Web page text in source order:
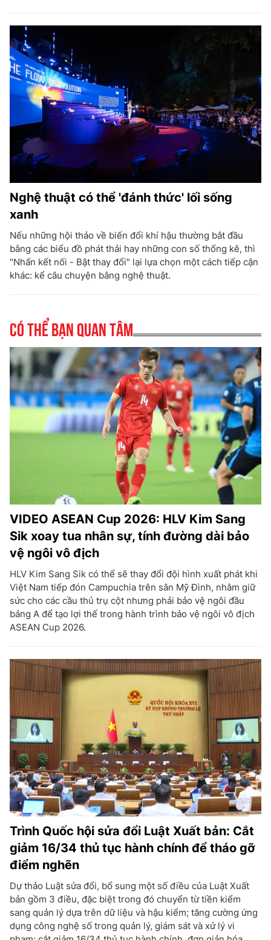
Nghệ thuật có thể 'đánh thức' lối sống
xanh
Nếu những hội thảo về biến đổi khí hậu thường bắt đầu
bằng các biểu đồ phát thải hay những con số thống kê, thì
"Nhấn kết nối - Bật thay đổi" lại lựa chọn một cách tiếp cận
khác: kể câu chuyện bằng nghệ thuật.
Có thể bạn quan tâm
VIDEO ASEAN Cup 2026: HLV Kim Sang
Sik xoay tua nhân sự, tính đường dài bảo
vệ ngôi vô địch
HLV Kim Sang Sik có thể sẽ thay đổi đội hình xuất phát khi
Việt Nam tiếp đón Campuchia trên sân Mỹ Đình, nhằm giữ
sức cho các cầu thủ trụ cột nhưng phải bảo vệ ngôi đầu
bảng A để tạo lợi thế trong hành trình bảo vệ ngôi vô địch
ASEAN Cup 2026.
Trình Quốc hội sửa đổi Luật Xuất bản: Cắt
giảm 16/34 thủ tục hành chính để tháo gỡ
điểm nghẽn
Dự thảo Luật sửa đổi, bổ sung một số điều của Luật Xuất
bản gồm 3 điều, đặc biệt trong đó chuyển từ tiền kiểm
sang quản lý dựa trên dữ liệu và hậu kiểm; tăng cường ứng
dụng công nghệ số trong quản lý, giám sát và xử lý vi